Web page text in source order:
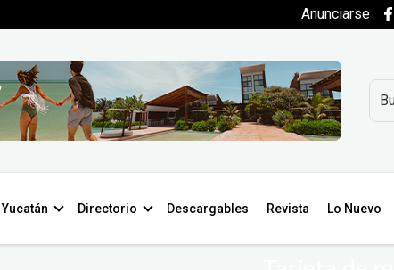
Anunciarse
Directorio Descargables Revista Lo Nuevo